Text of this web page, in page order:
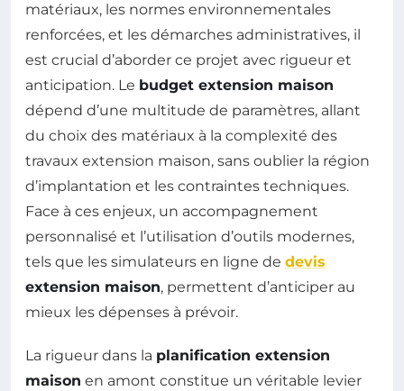
matériaux, les normes environnementales
renforcées, et les démarches administratives, il
est crucial d’aborder ce projet avec rigueur et
anticipation. Le budget extension maison
dépend d’une multitude de paramètres, allant
du choix des matériaux à la complexité des
travaux extension maison, sans oublier la région
d’implantation et les contraintes techniques.
Face à ces enjeux, un accompagnement
personnalisé et l’utilisation d’outils modernes,
tels que les simulateurs en ligne de devis
extension maison, permettent d’anticiper au
mieux les dépenses à prévoir.
La rigueur dans la planification extension
maison en amont constitue un véritable levier